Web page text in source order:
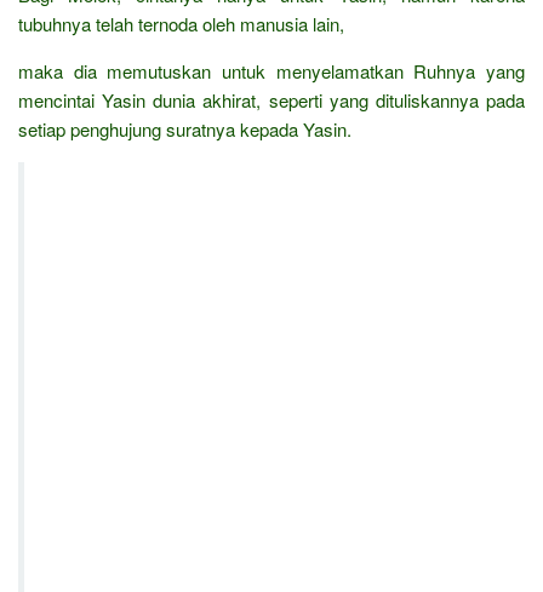
tubuhnya telah ternoda oleh manusia lain,
maka dia memutuskan untuk menyelamatkan Ruhnya yang
mencintai Yasin dunia akhirat, seperti yang dituliskannya pada
setiap penghujung suratnya kepada Yasin.